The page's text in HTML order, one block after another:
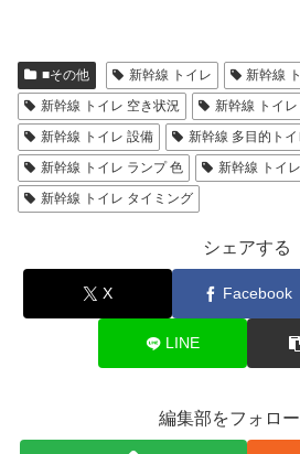
■その他 新幹線 トイレ
新幹線
新幹線 トイレ 空き状況
新幹線 トイレ
新幹線 トイレ 設備
新幹線 多目的トイ
新幹線 トイレ ランプ 色
新幹線 トイ
新幹線 トイレ タイミング
シェアする
X Facebook
LINE
編集部をフォロ